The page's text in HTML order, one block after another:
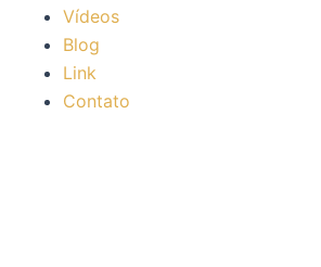
Vídeos
Blog
Link
Contato